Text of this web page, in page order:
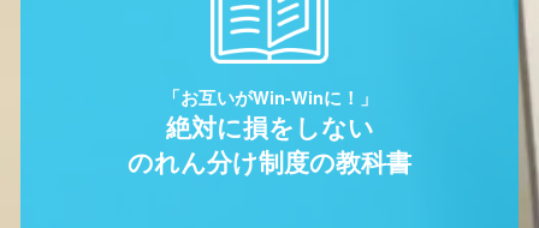
「お互いがWin-Winに！」
絶対に損をしない
のれん分け制度の教科書